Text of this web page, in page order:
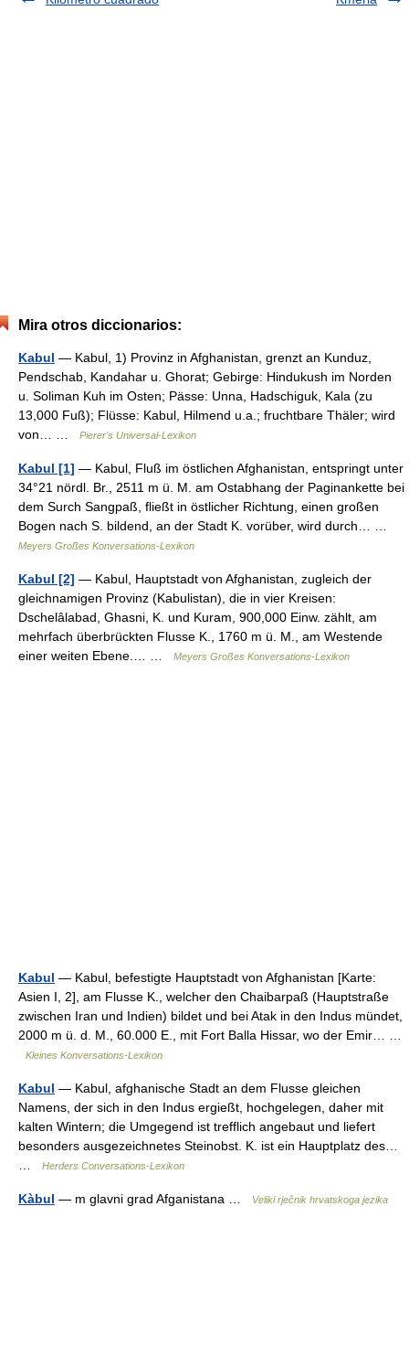
Mira otros diccionarios:
Kabul — Kabul, 1) Provinz in Afghanistan, grenzt an Kunduz,
Pendschab, Kandahar u. Ghorat; Gebirge: Hindukush im Norden
u. Soliman Kuh im Osten; Pässe: Unna, Hadschiguk, Kala (zu
13,000 Fuß); Flüsse: Kabul, Hilmend u.a.; fruchtbare Thäler; wird
von… …
Pierer's Universal-Lexikon
Kabul [1] — Kabul, Fluß im östlichen Afghanistan, entspringt unter
34°21 nördl. Br., 2511 m ü. M. am Ostabhang der Paginankette bei
dem Surch Sangpaß, fließt in östlicher Richtung, einen großen
Bogen nach S. bildend, an der Stadt K. vorüber, wird durch… …
Meyers Großes Konversations-Lexikon
Kabul [2] — Kabul, Hauptstadt von Afghanistan, zugleich der
gleichnamigen Provinz (Kabulistan), die in vier Kreisen:
Dschelâlabad, Ghasni, K. und Kuram, 900,000 Einw. zählt, am
mehrfach überbrückten Flusse K., 1760 m ü. M., am Westende
einer weiten Ebene.… …
Meyers Großes Konversations-Lexikon
Kabul — Kabul, befestigte Hauptstadt von Afghanistan [Karte:
Asien I, 2], am Flusse K., welcher den Chaibarpaß (Hauptstraße
zwischen Iran und Indien) bildet und bei Atak in den Indus mündet,
2000 m ü. d. M., 60.000 E., mit Fort Balla Hissar, wo der Emir… …
Kleines Konversations-Lexikon
Kabul — Kabul, afghanische Stadt an dem Flusse gleichen
Namens, der sich in den Indus ergießt, hochgelegen, daher mit
kalten Wintern; die Umgegend ist trefflich angebaut und liefert
besonders ausgezeichnetes Steinobst. K. ist ein Hauptplatz des…
Herders Conversations-Lexikon
Kàbul — m glavni grad Afganistana … Veliki rječnik hrvatskoga jezika